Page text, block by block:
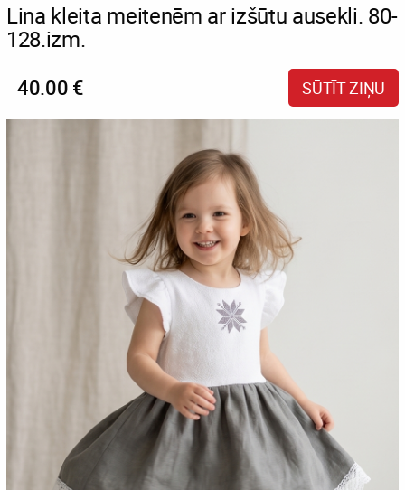
Lina kleita meitenēm ar izšūtu ausekli. 80-
128.izm.
40.00 € SŪTĪT ZIŅU